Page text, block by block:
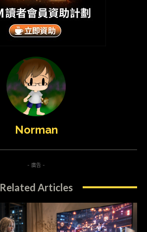
Norman
- 廣告 -
Related Articles